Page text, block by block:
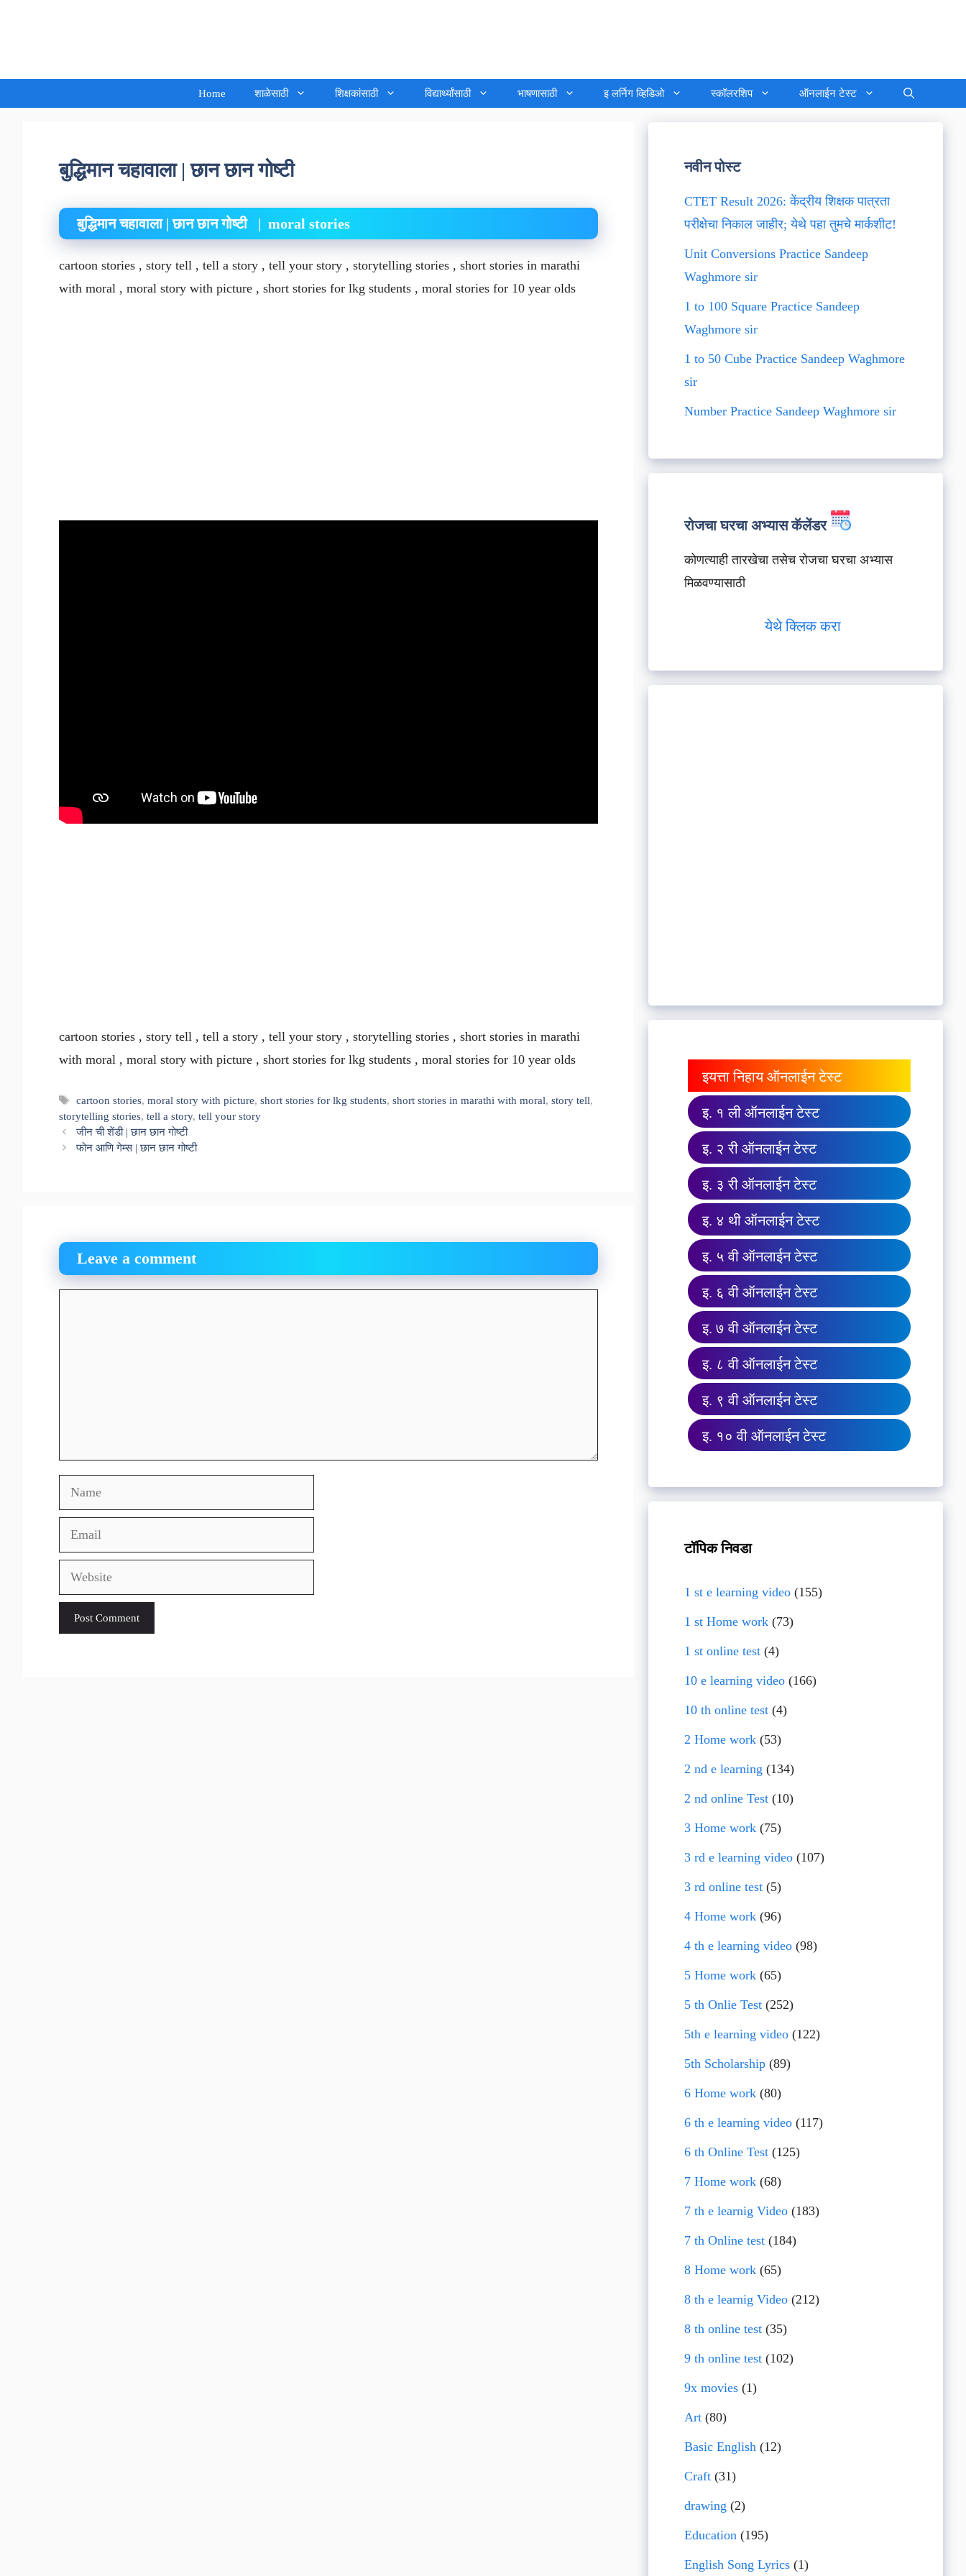
Home शाळेसाठी शिक्षकांसाठी विद्यार्थ्यांसाठी भाषणासाठी इ लर्निग व्हिडिओ स्कॉलरशिप ऑनलाईन टेस्ट
बुद्धिमान चहावाला | छान छान गोष्टी
बुद्धिमान चहावाला | छान छान गोष्टी | moral stories
cartoon stories , story tell , tell a story , tell your story , storytelling stories , short stories in marathi
with moral , moral story with picture , short stories for lkg students , moral stories for 10 year olds
cartoon stories , story tell , tell a story , tell your story , storytelling stories , short stories in marathi
with moral , moral story with picture , short stories for lkg students , moral stories for 10 year olds
Tags
cartoon stories,moral story with picture,short stories for lkg students,short stories in marathi with moral,story tell,
storytelling stories, tell a story, tell your story
जीन ची शेंडी | छान छान गोष्टी
फोन आणि गेम्स | छान छान गोष्टी
Leave a comment
Name
Email
Website
नवीन पोस्ट
CTET Result 2026: केंद्रीय शिक्षक पात्रता
परीक्षेचा निकाल जाहीर; येथे पहा तुमचे मार्कशीट!
Unit Conversions Practice Sandeep
Waghmore sir
1 to 100 Square Practice Sandeep
Waghmore sir
1 to 50 Cube Practice Sandeep Waghmore
sir
Number Practice Sandeep Waghmore sir
रोजचा घरचा अभ्यास कॅलेंडर
कोणत्याही तारखेचा तसेच रोजचा घरचा अभ्यास
मिळवण्यासाठी
येथे क्लिक करा
इयत्ता निहाय ऑनलाईन टेस्ट
इ. १ ली ऑनलाईन टेस्ट
इ. २ री ऑनलाईन टेस्ट
इ. ३ री ऑनलाईन टेस्ट
इ. ४ थी ऑनलाईन टेस्ट
इ. ५ वी ऑनलाईन टेस्ट
इ. ६ वी ऑनलाईन टेस्ट
इ. ७ वी ऑनलाईन टेस्ट
इ. ८ वी ऑनलाईन टेस्ट
इ. ९ वी ऑनलाईन टेस्ट
इ. १० वी ऑनलाईन टेस्ट
टॉपिक निवडा
1 st e learning video (155)
1 st Home work (73)
1 st online test (4)
10 e learning video (166)
10 th online test (4)
2 Home work (53)
2 nd e learning (134)
2 nd online Test (10)
3 Home work (75)
3 rd e learning video (107)
3 rd online test (5)
4 Home work (96)
4 th e learning video (98)
5 Home work (65)
5 th Onlie Test (252)
5th e learning video (122)
5th Scholarship (89)
6 Home work (80)
6 th e learning video (117)
6 th Online Test (125)
7 Home work (68)
7 th e learnig Video (183)
7 th Online test (184)
8 Home work (65)
8 th e learnig Video (212)
8 th online test (35)
9 th online test (102)
9x movies (1)
Art (80)
Basic English (12)
Craft (31)
drawing (2)
Education (195)
English Song Lyrics (1)